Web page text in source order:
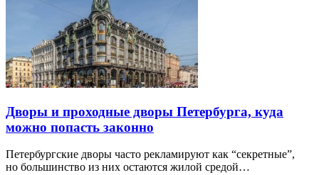
Дворы и проходные дворы Петербурга, куда
можно попасть законно
Петербургские дворы часто рекламируют как “секретные”,
но большинство из них остаются жилой средой…